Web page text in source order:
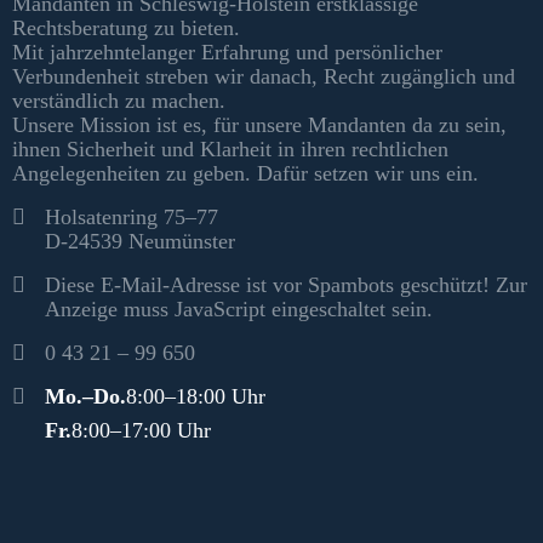
Rechtsberatung zu bieten.
Mit jahrzehntelanger Erfahrung und persönlicher
Verbundenheit streben wir danach, Recht zugänglich und
verständlich zu machen.
Unsere Mission ist es, für unsere Mandanten da zu sein,
ihnen Sicherheit und Klarheit in ihren rechtlichen
Angelegenheiten zu geben. Dafür setzen wir uns ein.
Kontakt
Holsatenring 75–77
D-24539 Neumünster
Diese E-Mail-Adresse ist vor Spambots geschützt! Zur
Anzeige muss JavaScript eingeschaltet sein.
0 43 21 – 99 650
Öffnungszeiten
Mo.–Do.8:00–18:00 Uhr
Fr.8:00–17:00 Uhr